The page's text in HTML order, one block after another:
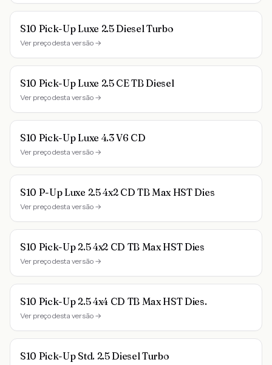
S10 Pick-Up Luxe 2.5 Diesel Turbo
Ver preço desta versão →
S10 Pick-Up Luxe 2.5 CE TB Diesel
Ver preço desta versão →
S10 Pick-Up Luxe 4.3 V6 CD
Ver preço desta versão →
S10 P-Up Luxe 2.5 4x2 CD TB Max HST Dies
Ver preço desta versão →
S10 Pick-Up 2.5 4x2 CD TB Max HST Dies
Ver preço desta versão →
S10 Pick-Up 2.5 4x4 CD TB Max HST Dies.
Ver preço desta versão →
S10 Pick-Up Std. 2.5 Diesel Turbo